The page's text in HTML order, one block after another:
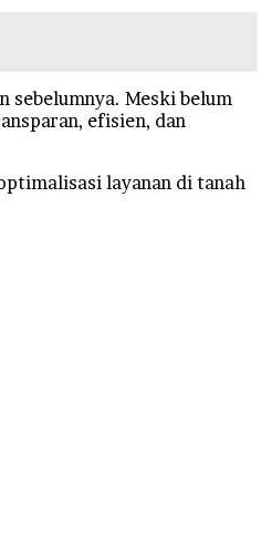
Meski belum
efisien, dan
layanan di tanah